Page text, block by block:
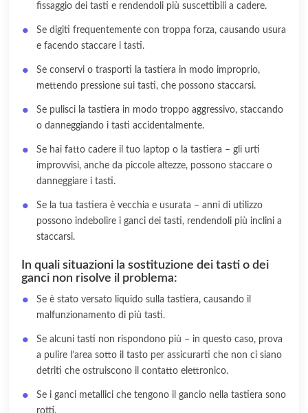
fissaggio dei tasti e rendendoli più suscettibili a cadere.
Se digiti frequentemente con troppa forza, causando usura
e facendo staccare i tasti.
Se conservi o trasporti la tastiera in modo improprio,
mettendo pressione sui tasti, che possono staccarsi.
Se pulisci la tastiera in modo troppo aggressivo, staccando
o danneggiando i tasti accidentalmente.
Se hai fatto cadere il tuo laptop o la tastiera – gli urti
improvvisi, anche da piccole altezze, possono staccare o
danneggiare i tasti.
Se la tua tastiera è vecchia e usurata – anni di utilizzo
possono indebolire i ganci dei tasti, rendendoli più inclini a
staccarsi.
In quali situazioni la sostituzione dei tasti o dei
ganci non risolve il problema:
Se è stato versato liquido sulla tastiera, causando il
malfunzionamento di più tasti.
Se alcuni tasti non rispondono più – in questo caso, prova
a pulire l’area sotto il tasto per assicurarti che non ci siano
detriti che ostruiscono il contatto elettronico.
Se i ganci metallici che tengono il gancio nella tastiera sono
rotti.